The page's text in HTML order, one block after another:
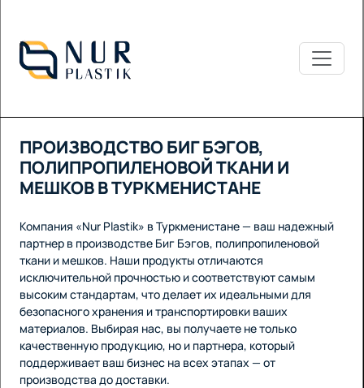
ПРОИЗВОДСТВО БИГ БЭГОВ,
ПОЛИПРОПИЛЕНОВОЙ ТКАНИ И
МЕШКОВ В ТУРКМЕНИСТАНЕ
Компания «Nur Plastik» в Туркменистане — ваш надежный
партнер в производстве Биг Бэгов, полипропиленовой
ткани и мешков. Наши продукты отличаются
исключительной прочностью и соответствуют самым
высоким стандартам, что делает их идеальными для
безопасного хранения и транспортировки ваших
материалов. Выбирая нас, вы получаете не только
качественную продукцию, но и партнера, который
поддерживает ваш бизнес на всех этапах — от
производства до доставки.